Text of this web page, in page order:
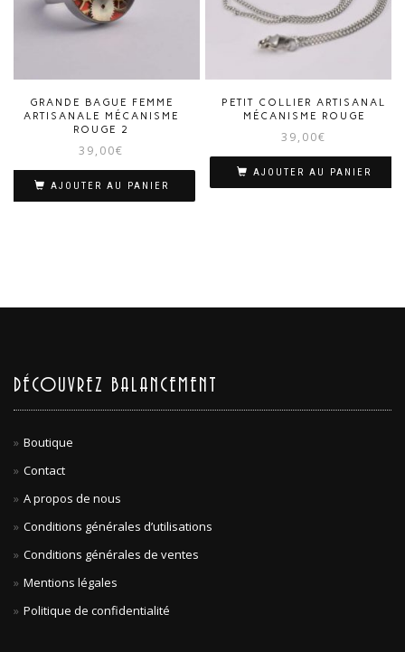
GRANDE BAGUE FEMME
ARTISANALE MÉCANISME
ROUGE 2
39,00€
AJOUTER AU PANIER
PETIT COLLIER ARTISANAL
MÉCANISME ROUGE
39,00€
AJOUTER AU PANIER
DÉCOUVREZ BALANCEMENT
Boutique
Contact
A propos de nous
Conditions générales d’utilisations
Conditions générales de ventes
Mentions légales
Politique de confidentialité